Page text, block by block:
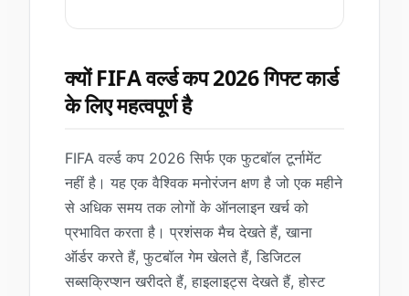
क्यों FIFA वर्ल्ड कप 2026 गिफ्ट कार्ड
के लिए महत्वपूर्ण है
FIFA वर्ल्ड कप 2026 सिर्फ एक फुटबॉल टूर्नामेंट
नहीं है। यह एक वैश्विक मनोरंजन क्षण है जो एक महीने
से अधिक समय तक लोगों के ऑनलाइन खर्च को
प्रभावित करता है। प्रशंसक मैच देखते हैं, खाना
ऑर्डर करते हैं, फुटबॉल गेम खेलते हैं, डिजिटल
सब्सक्रिप्शन खरीदते हैं, हाइलाइट्स देखते हैं, होस्ट